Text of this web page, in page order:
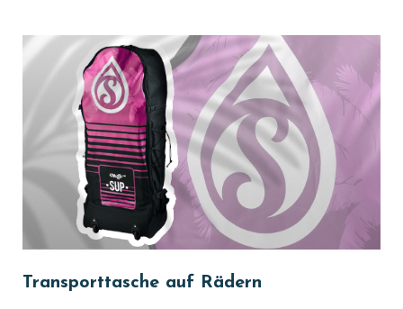
Transporttasche auf Rädern